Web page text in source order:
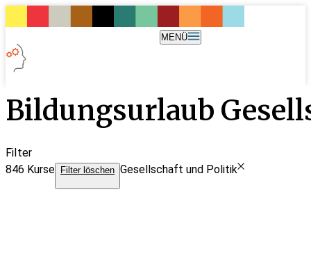
MENÜ
Bildungsurlaub
Filter
846 Kurse Filter löschen Gesellschaft und Politik